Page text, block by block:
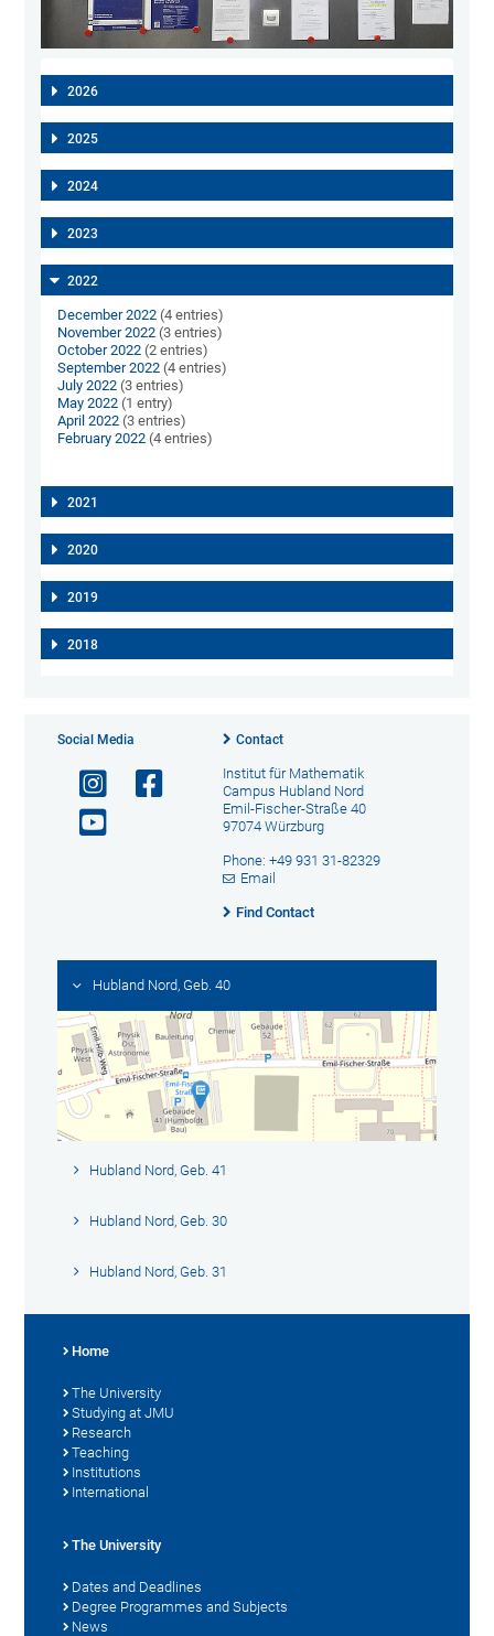
2026
2025
2024
2023
2022
December 2022 (4 entries)
November 2022 (3 entries)
October 2022 (2 entries)
September 2022 (4 entries)
July 2022 (3 entries)
May 2022 (1 entry)
April 2022 (3 entries)
February 2022 (4 entries)
2021
2020
2019
2018
Social Media Contact
Institut für Mathematik
Campus Hubland Nord
Emil-Fischer-Straße 40
97074 Würzburg
Phone: +49 931 31-82329
Email
Find Contact
Hubland Nord, Geb. 40
Hubland Nord, Geb. 41
Hubland Nord, Geb. 30
Hubland Nord, Geb. 31
Home
The University
Studying at JMU
Research
Teaching
Institutions
International
The University
Dates and Deadlines
Degree Programmes and Subjects
News